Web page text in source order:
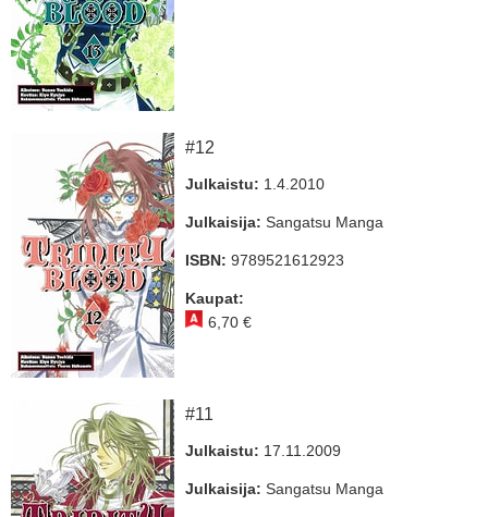
#12
Julkaistu: 1.4.2010
Julkaisija: Sangatsu Manga
ISBN: 9789521612923
Kaupat:
6,70 €
#11
Julkaistu: 17.11.2009
Julkaisija: Sangatsu Manga